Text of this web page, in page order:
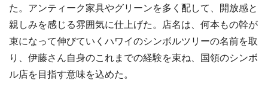
た。アンティーク家具やグリーンを多く配して、開放感と
親しみを感じる雰囲気に仕上げた。店名は、何本もの幹が
束になって伸びていくハワイのシンボルツリーの名前を取
り、伊藤さん自身のこれまでの経験を束ね、国領のシンボ
ル店を目指す意味を込めた。